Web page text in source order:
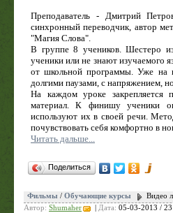
Преподаватель - Дмитрий
синхронный переводчик, автор
"Магия Слова".
В группе 8 учеников. Шестеро
ученики или не знают изучаемого
от школьной программы. Уже на
долгими паузами, с напряжением,
На каждом уроке закрепляется
материал. К финишу ученики
используют их в своей речи.
почувствовать себя комфортно в
Читать дальше...
Поделиться
Фильмы / Обучающие курсы
Видео
Автор: Shumaher Дата: 05-03-2013 /